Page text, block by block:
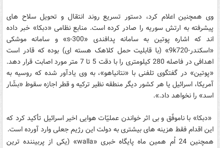
وی همچنین اعلام کرد، دستور تسریع روند انتقال و تحویل سلاح های
پیشرفته به ارتش سوریه را صادر کرده است. منابع نظامی «دبکا» خبر داده
اند که اشاره پوتین به سامانه پدافندی «s-300» و سامانه موشکی
«اسکندر-9k720» (با قابلیت حمل کلاهک هسته ای) بوده که قادر است
اهدافی در فاصله 280 کیلومتری را با دقت 5 تا 7 متر مورد اصابت قرار دهد.
«پوتین» در گفتگوی تلفنی با «نتانیاهو»، به وی یادآور شده که روسیه به
آمریکا، اسرائیل یا هر کشور دیگر منطقه نظیر ترکیه و قطر اجازه سقوط «بشّار
اسد» را نخواهد داد.».
«دبکا» با ناموفّق و بی اثر خواندن عملیّات هوایی اخیر اسرائیل تأکید کرد که
این اقدام فقط هزینه های بیشتری به دولت این رژیم جعلی وارد آورده است.
همچنین 24 اُم همین ماه پایگاه خبری «
walla» (یکی از پربیننده ترین